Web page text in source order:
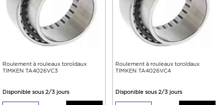
Roulement à rouleaux toroïdaux
TIMKEN TA4026VC3
Disponible sous 2/3 jours
Roulement à rouleaux toroïdaux
TIMKEN TA4026VC4
Disponible sous 2/3 jours